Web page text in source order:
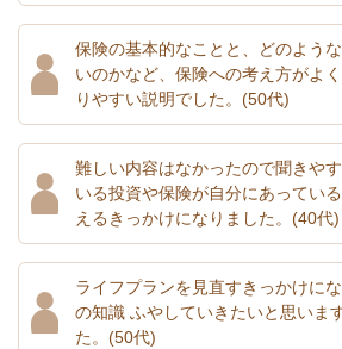
保険の基本的なことと、どのよう
いのかなど、保険への考え方がよ
りやすい説明でした。 (50代)
難しい内容はなかったので聞きや
いる投資や保険が自分にあってい
えるきっかけになりました。 (40代)
ライフプランを見直すきっかけに
の知識 ふやしていきたいと思いま
た。 (50代)